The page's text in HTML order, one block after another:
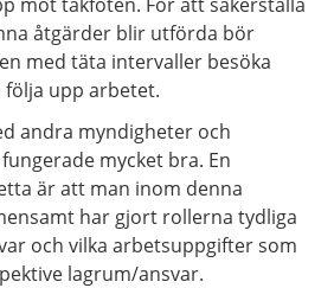
mot takfoten. För att säkerställa
åtgärder blir utförda bör
med täta intervaller besöka
upp arbetet.
andra myndigheter och
mycket bra. En
är att man inom denna
har gjort rollerna tydliga
och vilka arbetsuppgifter som
lagrum/ansvar.